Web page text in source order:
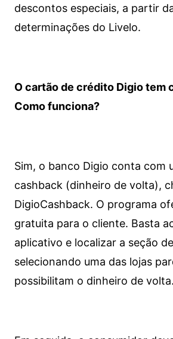
descontos especiais, a partir
determinações do Livelo.
O cartão de crédito Digio tem
Como funciona?
Sim, o banco Digio conta com
cashback (dinheiro de volta),
DigioCashback. O programa
gratuita para o cliente. Basta
aplicativo e localizar a seção
selecionando uma das lojas
possibilitam o dinheiro de volta.